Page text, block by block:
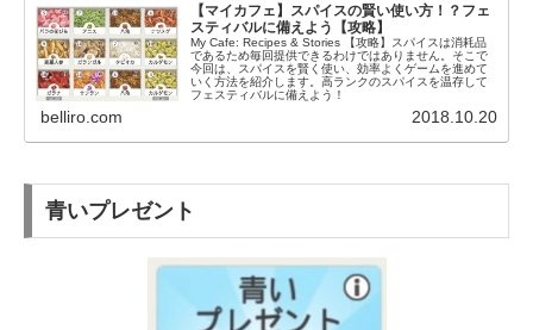
【マイカフェ】スパイスの賢い使い方！？フェ
スティバルに備えよう【攻略】
My Cafe: Recipes & Stories 【攻略】スパイスは消耗品
であるため毎回提供できるわけではありません。そこで
今回は、スパイスを賢く使い、効率よくゲームを進めて
いく方法を紹介します。高ランクのスパイスを温存して
フェスティバルに備えよう！
belliro.com 2018.10.20
青いプレゼント